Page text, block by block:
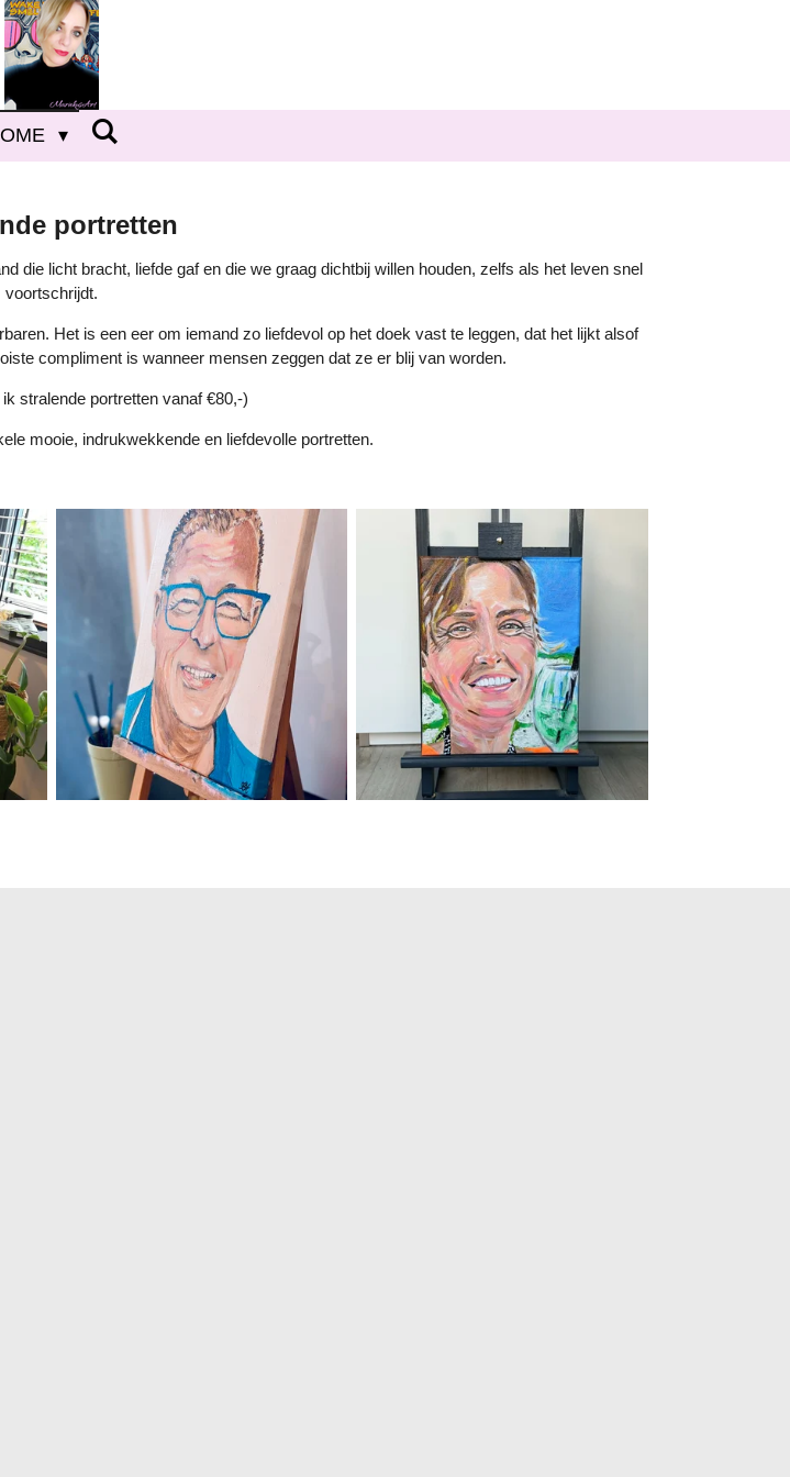
portretten
die licht bracht, liefde gaf en die we graag dichtbij willen houden, zelfs als het leven snel
voortschrijdt.
Het is een eer om iemand zo liefdevol op het doek vast te leggen, dat het lijkt alsof
compliment is wanneer mensen zeggen dat ze er blij van worden.
stralende portretten vanaf €80,-)
mooie, indrukwekkende en liefdevolle portretten.